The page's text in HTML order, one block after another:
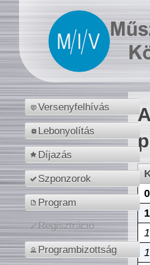
Versenyfelhívás
Lebonyolítás
Díjazás
Szponzorok
Program
Regisztráció
Programbizottság